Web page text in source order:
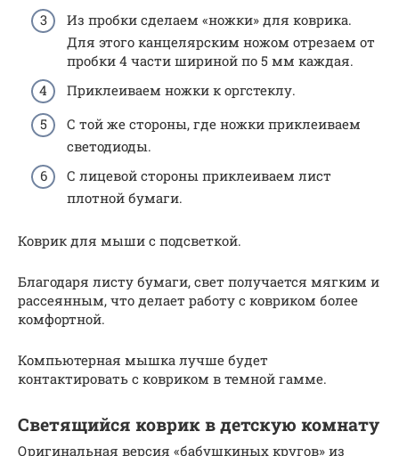
Из пробки сделаем «ножки» для коврика.
Для этого канцелярским ножом отрезаем от
пробки 4 части шириной по 5 мм каждая.
Приклеиваем ножки к оргстеклу.
С той же стороны, где ножки приклеиваем
светодиоды.
С лицевой стороны приклеиваем лист
плотной бумаги.
Коврик для мыши с подсветкой.
Благодаря листу бумаги, свет получается мягким и
рассеянным, что делает работу с ковриком более
комфортной.
Компьютерная мышка лучше будет
контактировать с ковриком в темной гамме.
Светящийся коврик в детскую комнату
Оригинальная версия «бабушкиных кругов» из